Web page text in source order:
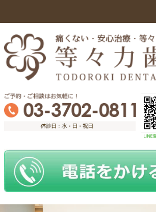
HOME
初めての方へ
院内設備紹介
痛くない治療のこだわり
医院案内
求人情報